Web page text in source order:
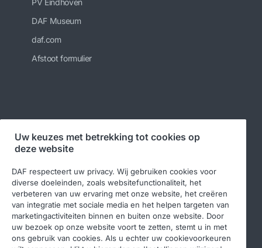
PV Eindhoven
DAF Museum
daf.com
Afstoot formulier
Volg ons
Uw keuzes met betrekking tot cookies op
deze website
DAF respecteert uw privacy. Wij gebruiken cookies voor
diverse doeleinden, zoals websitefunctionaliteit, het
verbeteren van uw ervaring met onze website, het creëren
van integratie met sociale media en het helpen targeten van
marketingactiviteiten binnen en buiten onze website. Door
uw bezoek op onze website voort te zetten, stemt u in met
ons gebruik van cookies. Als u echter uw cookievoorkeuren